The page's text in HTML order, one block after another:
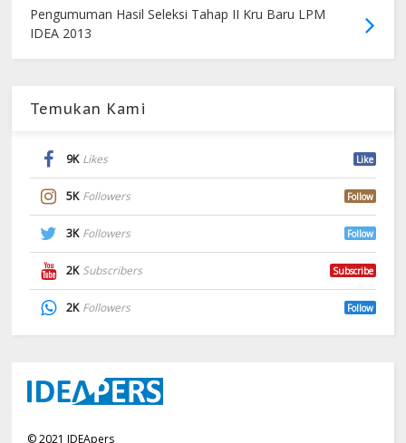
Pengumuman Hasil Seleksi Tahap II Kru Baru LPM
IDEA 2013
Temukan Kami
9K Likes Like
5K Followers Follow
3K Followers Follow
2K Subscribers Subscribe
2K Followers Follow
©2021 IDEApers